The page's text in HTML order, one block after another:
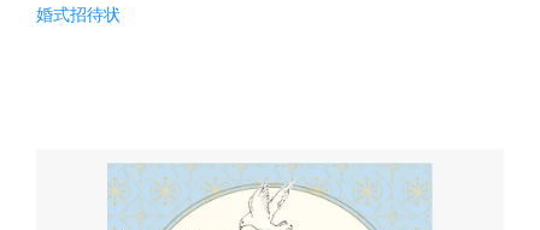
婚式招待状